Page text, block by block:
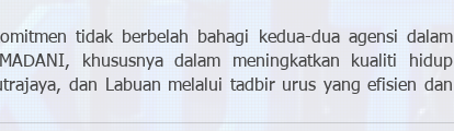
tidak berbelah bahagi kedua-dua agensi dalam
khususnya dalam meningkatkan kualiti hidup
dan Labuan melalui tadbir urus yang efisien dan